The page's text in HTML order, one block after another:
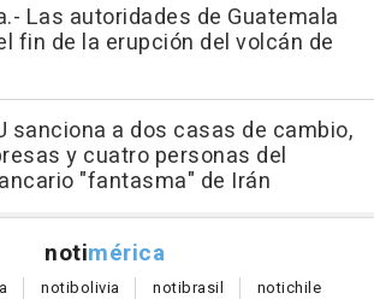
Las autoridades de Guatemala
fin de la erupción del volcán de
sanciona a dos casas de cambio,
y cuatro personas del
"fantasma" de Irán
notimérica
notibolivia notibrasil notichile